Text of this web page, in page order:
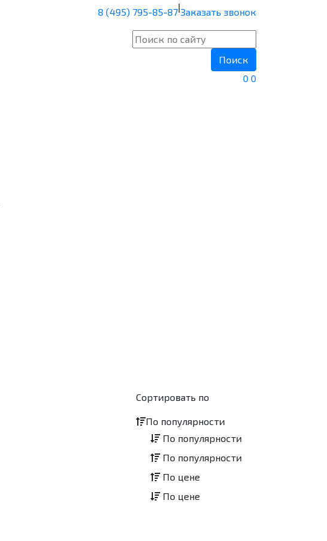
8 (495) 795-85-87|Заказать звонок
Поиск
0 0
Сортировать по
По популярности
По популярности
По популярности
По цене
По цене